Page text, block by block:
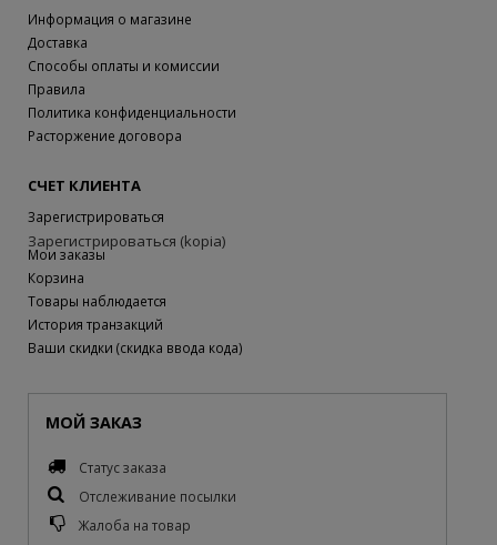
Информация о магазине
Доставка
Способы оплаты и комиссии
Правила
Политика конфиденциальности
Расторжение договора
СЧЕТ КЛИЕНТА
Зарегистрироваться
Зарегистрироваться (kopia)
Мои заказы
Корзина
Товары наблюдается
История транзакций
Ваши скидки (скидка ввода кода)
МОЙ ЗАКАЗ
Статус заказа
Отслеживание посылки
Жалоба на товар